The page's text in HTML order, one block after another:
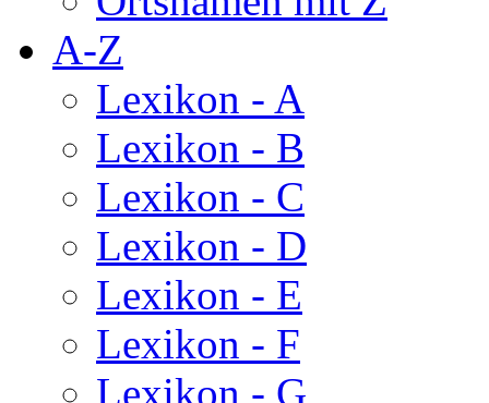
A-Z
Lexikon - A
Lexikon - B
Lexikon - C
Lexikon - D
Lexikon - E
Lexikon - F
Lexikon - G